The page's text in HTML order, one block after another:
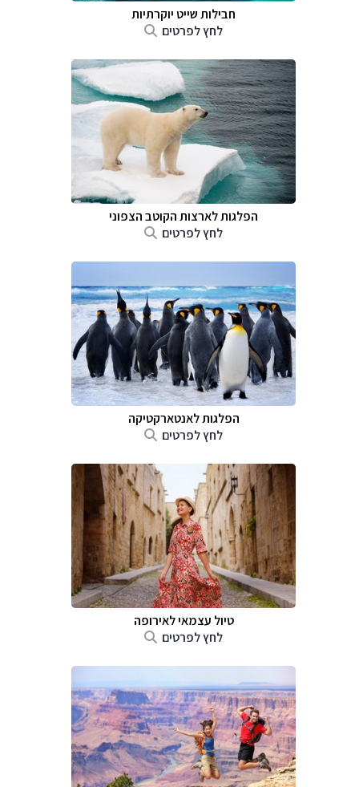
חבילות שייט יוקרתיות
לחץ לפרטים
הפלגות לארצות הקוטב הצפוני
לחץ לפרטים
הפלגות לאנטארקטיקה
לחץ לפרטים
טיול עצמאי לאירופה
לחץ לפרטים